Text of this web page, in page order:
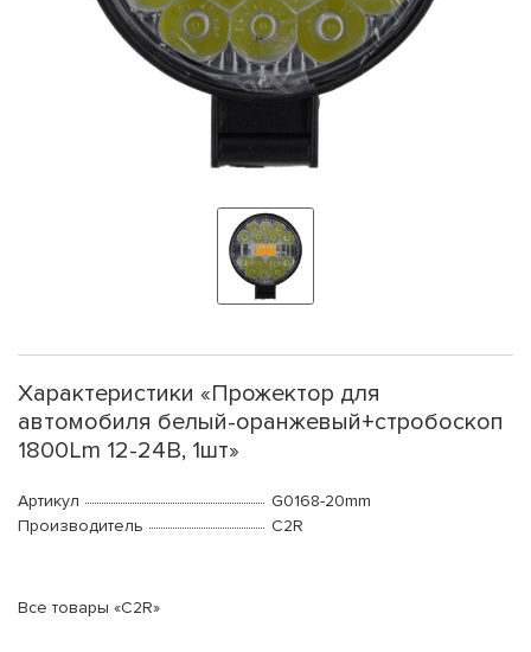
Характеристики «Прожектор для
автомобиля белый-оранжевый+стробоскоп
1800Lm 12-24В, 1шт»
Артикул
G0168-20mm
Производитель
C2R
Все товары «C2R»